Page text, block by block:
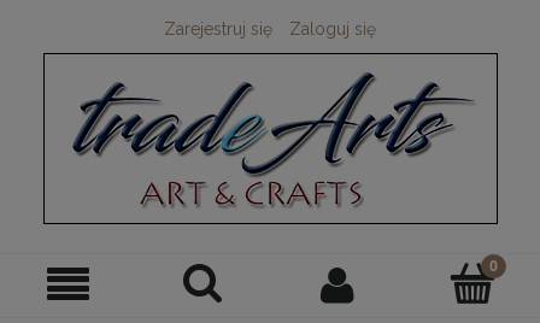
Zarejestruj się Zaloguj się